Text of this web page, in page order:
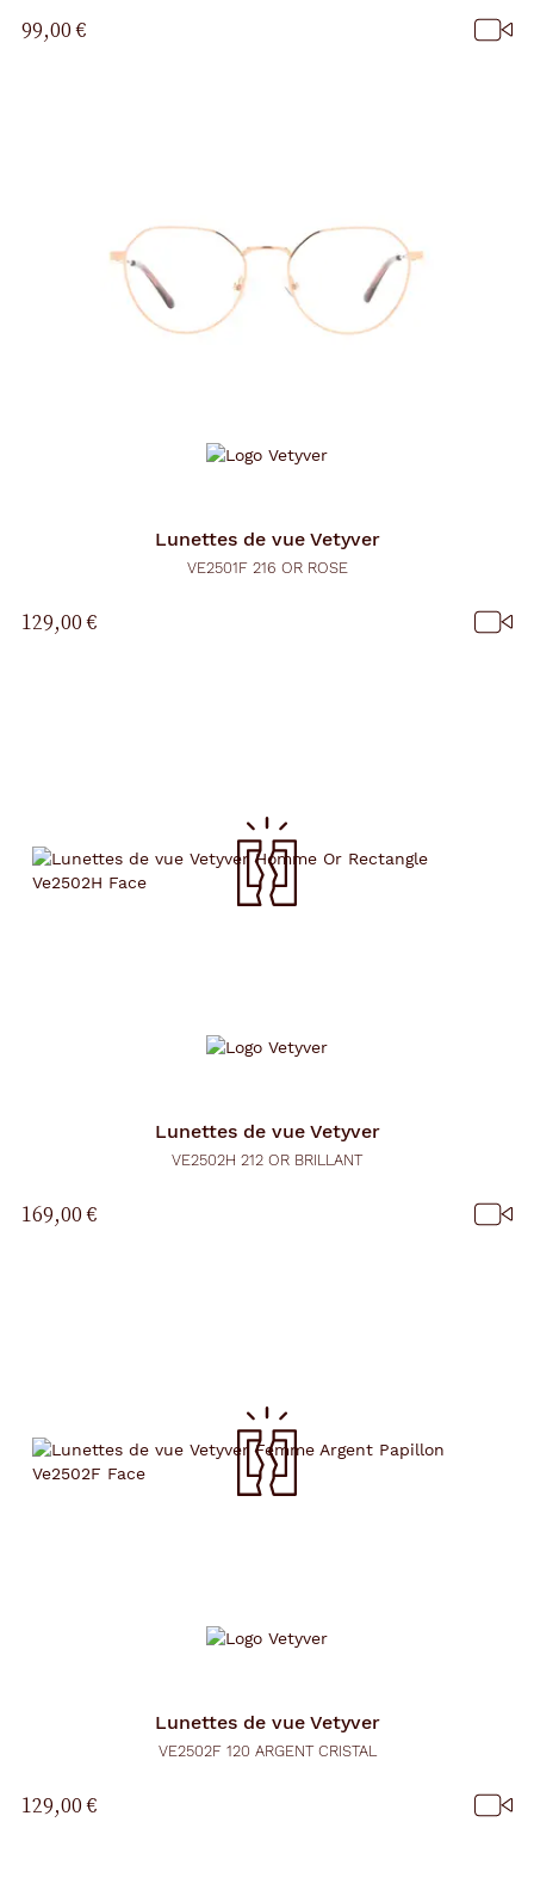
99,00 €
Lunettes de vue Vetyver
VE2501F 216 OR ROSE
129,00 €
Lunettes de vue Vetyver
VE2502H 212 OR BRILLANT
169,00 €
Lunettes de vue Vetyver
VE2502F 120 ARGENT CRISTAL
129,00 €